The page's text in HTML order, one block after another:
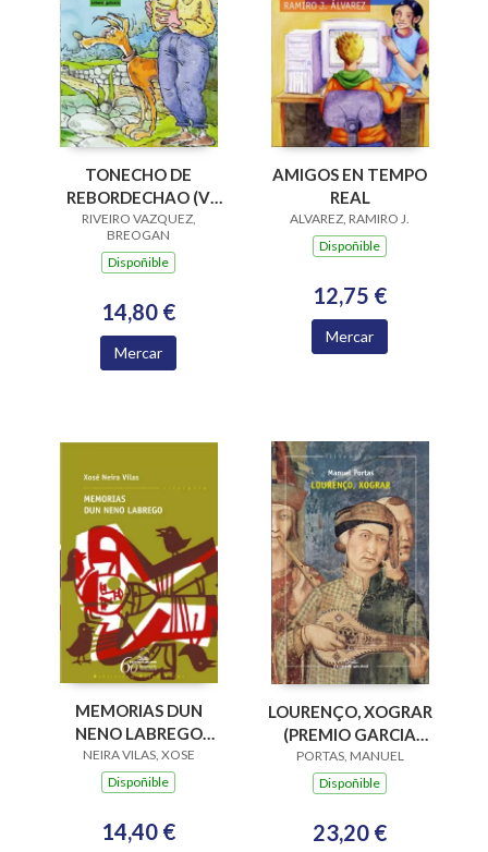
TONECHO DE
REBORDECHAO (V
PREMIO RAIÑA LUPA
2004)
RIVEIRO VAZQUEZ,
BREOGAN
Dispoñible
14,80 €
Mercar
AMIGOS EN TEMPO
REAL
ALVAREZ, RAMIRO J.
Dispoñible
12,75 €
Mercar
MEMORIAS DUN
NENO LABREGO
(B.N.VILAS)
NEIRA VILAS, XOSE
Dispoñible
14,40 €
LOURENÇO, XOGRAR
(PREMIO GARCIA
BARROS 2015)
PORTAS, MANUEL
Dispoñible
23,20 €